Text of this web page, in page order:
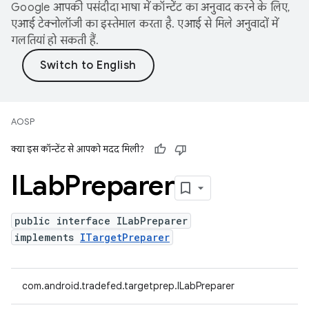
Google आपकी पसंदीदा भाषा में कॉन्टेंट का अनुवाद करने के लिए,
एआई टेक्नोलॉजी का इस्तेमाल करता है. एआई से मिले अनुवादों में
गलतियां हो सकती हैं.
AOSP
क्या इस कॉन्टेंट से आपको मदद मिली?
ILabPreparer
public interface ILabPreparer
implements ITargetPreparer
com.android.tradefed.targetprep.ILabPreparer